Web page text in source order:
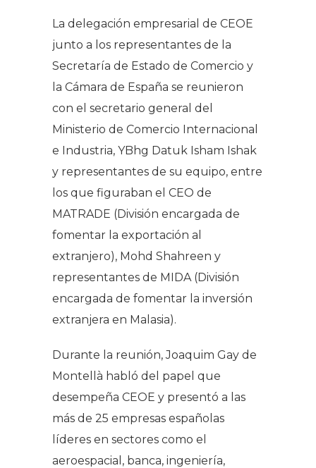
La delegación empresarial de CEOE
junto a los representantes de la
Secretaría de Estado de Comercio y
la Cámara de España se reunieron
con el secretario general del
Ministerio de Comercio Internacional
e Industria, YBhg Datuk Isham Ishak
y representantes de su equipo, entre
los que figuraban el CEO de
MATRADE (División encargada de
fomentar la exportación al
extranjero), Mohd Shahreen y
representantes de MIDA (División
encargada de fomentar la inversión
extranjera en Malasia).
Durante la reunión, Joaquim Gay de
Montellà habló del papel que
desempeña CEOE y presentó a las
más de 25 empresas españolas
líderes en sectores como el
aeroespacial, banca, ingeniería,